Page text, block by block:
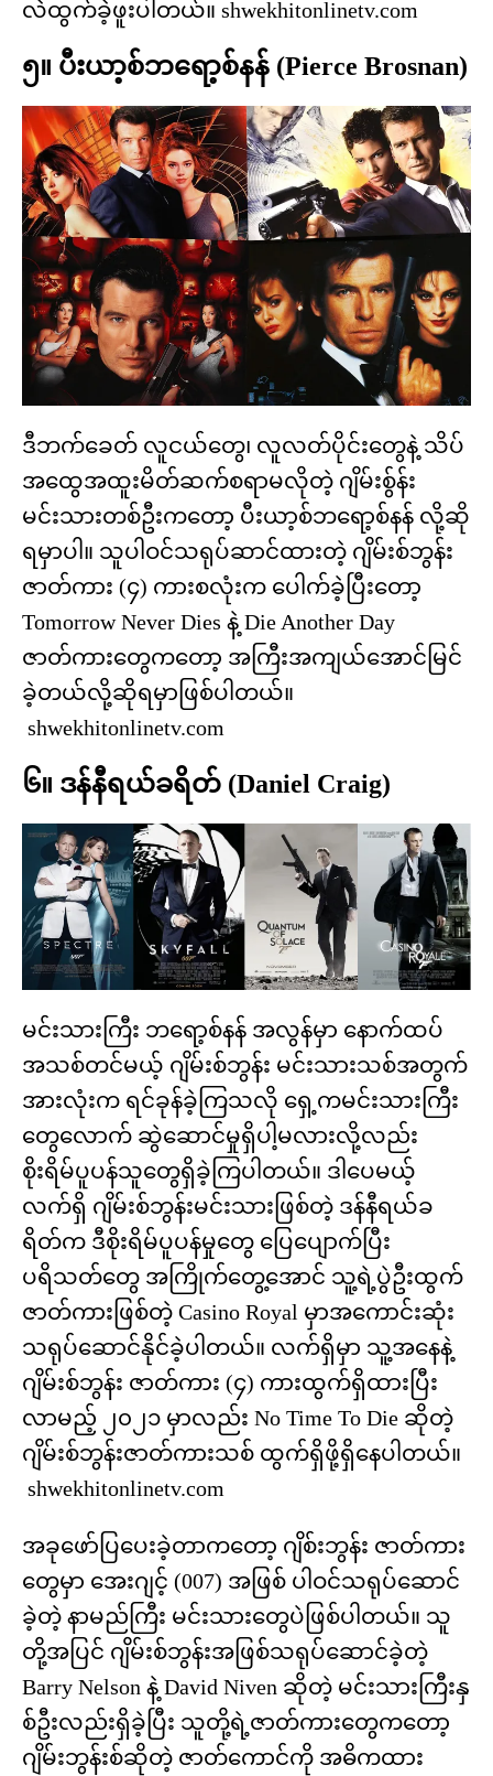
လဲထွက်ခဲ့ဖူးပါတယ်။ shwekhitonlinetv.com
၅။ ပီးယာ့စ်ဘရော့စ်နန် (Pierce Brosnan)
ဒီဘက်ခေတ် လူငယ်တွေ၊ လူလတ်ပိုင်းတွေနဲ့ သိပ်
အထွေအထူးမိတ်ဆက်စရာမလိုတဲ့ ဂျိမ်းစ်ွန်း
မင်းသားတစ်ဦးကတော့ ပီးယာ့စ်ဘရော့စ်နန် လို့ဆို
ရမှာပါ။ သူပါဝင်သရုပ်ဆာင်ထားတဲ့ ဂျိမ်းစ်ဘွန်း
ဇာတ်ကား (၄) ကားစလုံးက ပေါက်ခဲ့ပြီးတော့
Tomorrow Never Dies နဲ့ Die Another Day
ဇာတ်ကားတွေကတော့ အကြီးအကျယ်အောင်မြင်
ခဲ့တယ်လို့ဆိုရမှာဖြစ်ပါတယ်။
shwekhitonlinetv.com
၆။ ဒန်နီရယ်ခရိတ် (Daniel Craig)
မင်းသားကြီး ဘရော့စ်နန် အလွန်မှာ နောက်ထပ်
အသစ်တင်မယ့် ဂျိမ်းစ်ဘွန်း မင်းသားသစ်အတွက်
အားလုံးက ရင်ခုန်ခဲ့ကြသလို ရှေ့ကမင်းသားကြီး
တွေလောက် ဆွဲဆောင်မှုရှိပါ့မလားလို့လည်း
စိုးရိမ်ပူပန်သူတွေရှိခဲ့ကြပါတယ်။ ဒါပေမယ့်
လက်ရှိ ဂျိမ်းစ်ဘွန်းမင်းသားဖြစ်တဲ့ ဒန်နီရယ်ခ
ရိတ်က ဒီစိုးရိမ်ပူပန်မှုတွေ ပြေပျောက်ပြီး
ပရိသတ်တွေ အကြိုက်တွေ့အောင် သူ့ရဲ့ပွဲဦးထွက်
ဇာတ်ကားဖြစ်တဲ့ Casino Royal မှာအကောင်းဆုံး
သရုပ်ဆောင်နိုင်ခဲ့ပါတယ်။ လက်ရှိမှာ သူ့အနေနဲ့
ဂျိမ်းစ်ဘွန်း ဇာတ်ကား (၄) ကားထွက်ရှိထားပြီး
လာမည့် ၂၀၂၁ မှာလည်း No Time To Die ဆိုတဲ့
ဂျိမ်းစ်ဘွန်းဇာတ်ကားသစ် ထွက်ရှိဖို့ရှိနေပါတယ်။
shwekhitonlinetv.com
အခုဖော်ပြပေးခဲ့တာကတော့ ဂျိစ်းဘွန်း ဇာတ်ကား
တွေမှာ အေးဂျင့် (007) အဖြစ် ပါဝင်သရုပ်ဆောင်
ခဲ့တဲ့ နာမည်ကြီး မင်းသားတွေပဲဖြစ်ပါတယ်။ သူ
တို့အပြင် ဂျိမ်းစ်ဘွန်းအဖြစ်သရုပ်ဆောင်ခဲ့တဲ့
Barry Nelson နဲ့ David Niven ဆိုတဲ့ မင်းသားကြီးနှ
စ်ဦးလည်းရှိခဲ့ပြီး သူတို့ရဲ့ဇာတ်ကားတွေကတော့
ဂျိမ်းဘွန်းစ်ဆိုတဲ့ ဇာတ်ကောင်ကို အဓိကထား